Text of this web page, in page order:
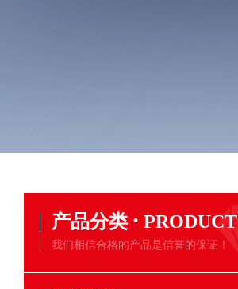
产品分类 · PRODUCT
我们相信合格的产品是信誉的保证！